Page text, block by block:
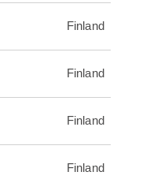
Finland
Finland
Finland
Finland